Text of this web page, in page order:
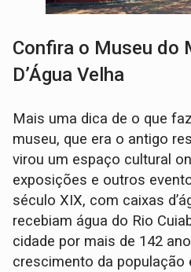
Confira o Museu do
D’Água Velha
Mais uma dica de o que
museu, que era o antigo
virou um espaço cultural
exposições e outros
século XIX, com caixas
recebiam água do Rio
cidade por mais de 142
crescimento da população